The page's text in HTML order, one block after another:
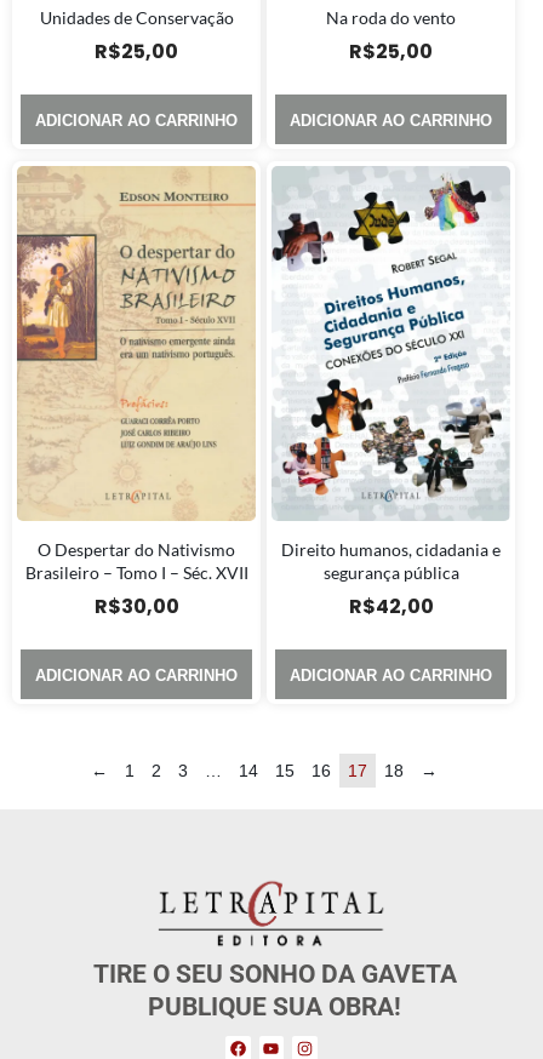
Unidades de Conservação
R$25,00
ADICIONAR AO CARRINHO
Na roda do vento
R$25,00
ADICIONAR AO CARRINHO
O Despertar do Nativismo
Brasileiro – Tomo I – Séc. XVII
R$30,00
ADICIONAR AO CARRINHO
Direito humanos, cidadania e
segurança pública
R$42,00
ADICIONAR AO CARRINHO
← 1 2 3 14 15 16 17 18 →
TIRE O SEU SONHO DA GAVETA
PUBLIQUE SUA OBRA!